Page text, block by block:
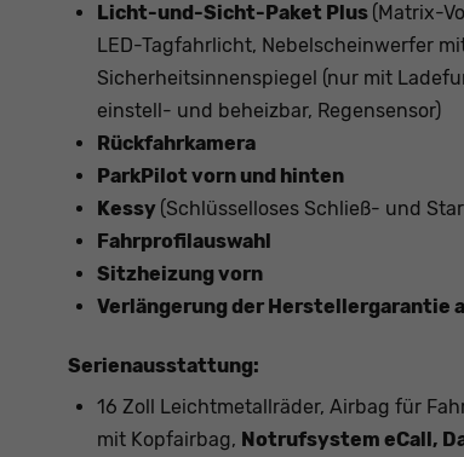
Licht-und-Sicht-Paket Plus (Matrix-
LED-Tagfahrlicht, Nebelscheinwerfer
Sicherheitsinnenspiegel (nur mit
einstell- und beheizbar, Regensensor)
Rückfahrkamera
ParkPilot vorn und hinten
Kessy (Schlüsselloses Schließ- und
Fahrprofilauswahl
Sitzheizung vorn
Verlängerung der Herstellergarantie
Serienausstattung:
16 Zoll Leichtmetallräder, Airbag für
mit Kopfairbag, Notrufsystem eCall,